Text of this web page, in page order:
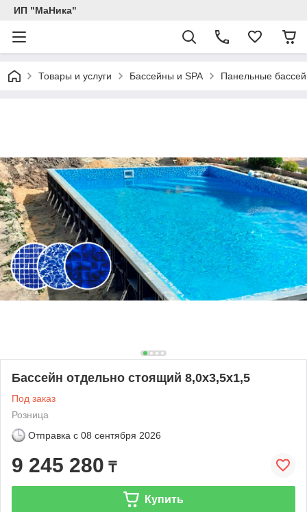
ИП "МаНика"
Товары и услуги Бассейны и SPA Панельные
Бассейн отдельно стоящий 8,0х3,5х1,5
Под заказ
Розница
Отправка с 08 сентября 2026
9 245 280 ₸
Купить